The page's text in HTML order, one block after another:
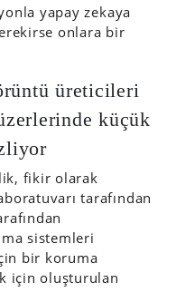
yapay zekaya
onlara bir
üreticileri
küçük
fikir olarak
tarafından
sistemleri
bir koruma
için oluşturulan